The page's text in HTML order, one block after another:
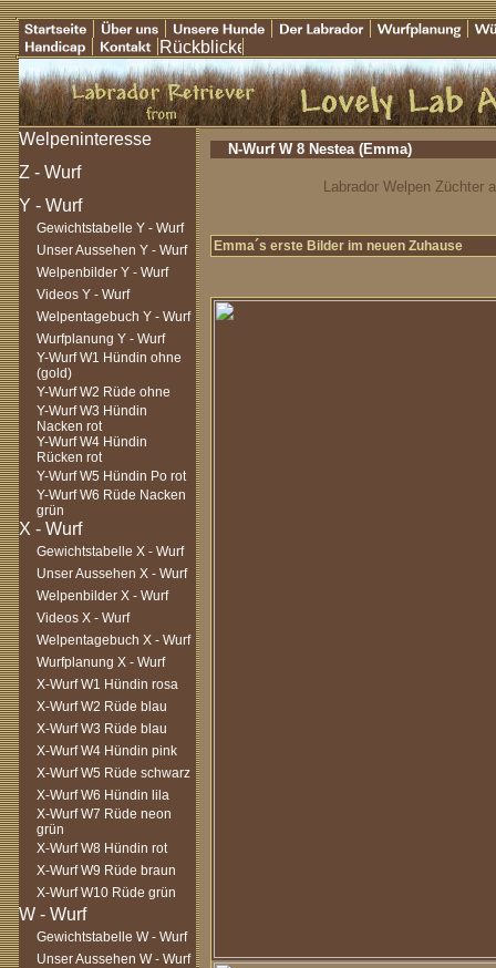
Gewichtstabelle Y - Wurf
Unser Aussehen Y - Wurf
Welpenbilder Y - Wurf
Videos Y - Wurf
Welpentagebuch Y - Wurf
Wurfplanung Y - Wurf
Y-Wurf W1 Hündin ohne
(gold)
Y-Wurf W2 Rüde ohne
Y-Wurf W3 Hündin
Nacken rot
Y-Wurf W4 Hündin
Rücken rot
Y-Wurf W5 Hündin Po rot
Y-Wurf W6 Rüde Nacken
grün
Gewichtstabelle X - Wurf
Unser Aussehen X - Wurf
Welpenbilder X - Wurf
Videos X - Wurf
Welpentagebuch X - Wurf
Wurfplanung X - Wurf
X-Wurf W1 Hündin rosa
X-Wurf W2 Rüde blau
X-Wurf W3 Rüde blau
X-Wurf W4 Hündin pink
X-Wurf W5 Rüde schwarz
X-Wurf W6 Hündin lila
X-Wurf W7 Rüde neon
grün
X-Wurf W8 Hündin rot
X-Wurf W9 Rüde braun
X-Wurf W10 Rüde grün
Gewichtstabelle W - Wurf
Unser Aussehen W - Wurf
N-Wurf W 8 Nestea (Emma)
Labrador Welpen Züchter
Emma´s erste Bilder im neuen Zuhause